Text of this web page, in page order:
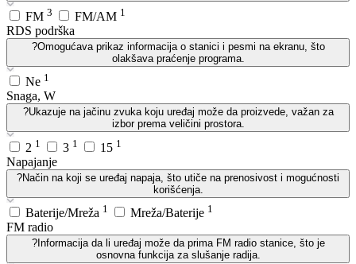
FM 3 FM/AM 1
RDS podrška
?Omogućava prikaz informacija o stanici i pesmi na ekranu, što
olakšava praćenje programa.
Ne 1
Snaga, W
?Ukazuje na jačinu zvuka koju uređaj može da proizvede, važan za
izbor prema veličini prostora.
2 1 3 1 15 1
Napajanje
?Način na koji se uređaj napaja, što utiče na prenosivost i mogućnosti
korišćenja.
Baterije/Mreža 1 Mreža/Baterije 1
FM radio
?Informacija da li uređaj može da prima FM radio stanice, što je
osnovna funkcija za slušanje radija.